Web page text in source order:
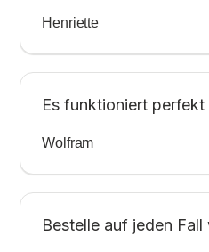
Henriette
Es funktioniert perfekt
Wolfram
Bestelle auf jeden Fall